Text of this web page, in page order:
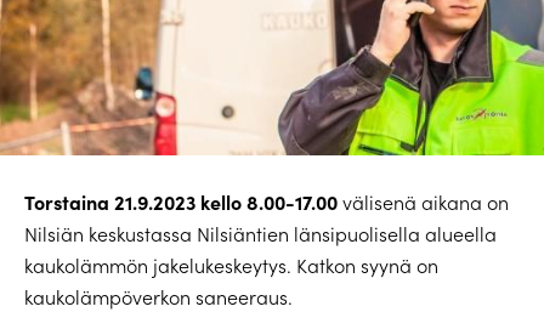
Torstaina 21.9.2023 kello 8.00-17.00välisenä aikana on
Nilsiän keskustassa Nilsiäntien länsipuolisella alueella
kaukolämmön jakelukeskeytys. Katkon syynä on
kaukolämpöverkon saneeraus.